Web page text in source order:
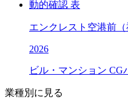
エンクレスト空港前（
2026
ビル・マンション CG
業種別に見る